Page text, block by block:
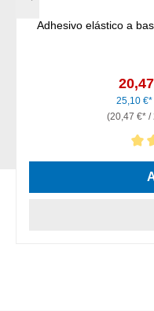
Adhesivo elástico a
25,10 €*
(20,47 €* /
Calificación promedio